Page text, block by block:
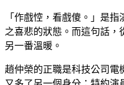
「作戲悾，看戲傻。」是
之喜悲的狀態。而這句話，
另一番溫暖。
趙仲榮的正職是科技公司電